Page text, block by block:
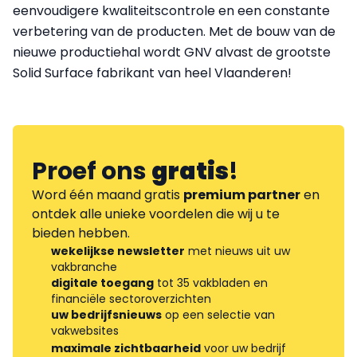
eenvoudigere kwaliteitscontrole en een constante
verbetering van de producten. Met de bouw van de
nieuwe productiehal wordt GNV alvast de grootste
Solid Surface fabrikant van heel Vlaanderen!
Proef onsgratis!
Word één maand gratis premium partneren
ontdek alle unieke voordelen die wij u te
bieden hebben.
wekelijkse newsletter met nieuws uit uw
vakbranche
digitale toegang tot 35 vakbladen en
financiële sectoroverzichten
uw bedrijfsnieuws op een selectie van
vakwebsites
maximale zichtbaarheid voor uw bedrijf